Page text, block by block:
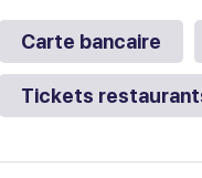
Carte bancaire
Tickets